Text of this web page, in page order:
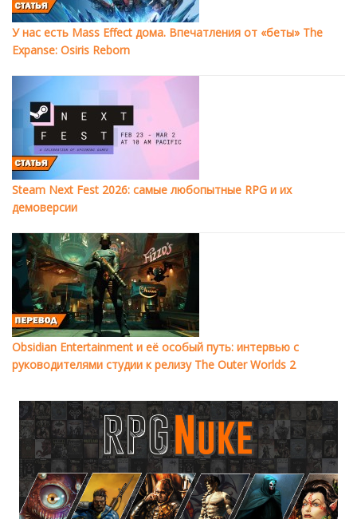
У нас есть Mass Effect дома. Впечатления от «беты» The
Expanse: Osiris Reborn
Steam Next Fest 2026: самые любопытные RPG и их
демоверсии
Obsidian Entertainment и её особый путь: интервью с
руководителями студии к релизу The Outer Worlds 2